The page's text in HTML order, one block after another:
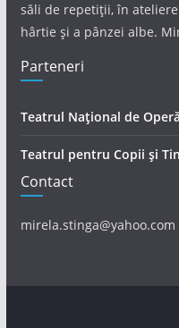
săli de repetiții, în
hârtie și a pânzei albe.
Parteneri
Teatrul Național de
Teatrul pentru Copii și
Contact
mirela.stinga@yahoo.com